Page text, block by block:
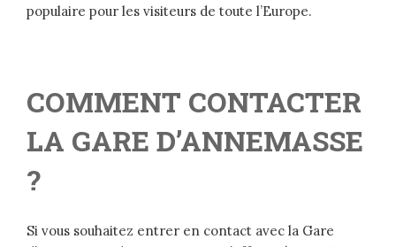
populaire pour les visiteurs de toute l’Europe.
COMMENT CONTACTER
LA GARE D’ANNEMASSE
?
Si vous souhaitez entrer en contact avec la Gare